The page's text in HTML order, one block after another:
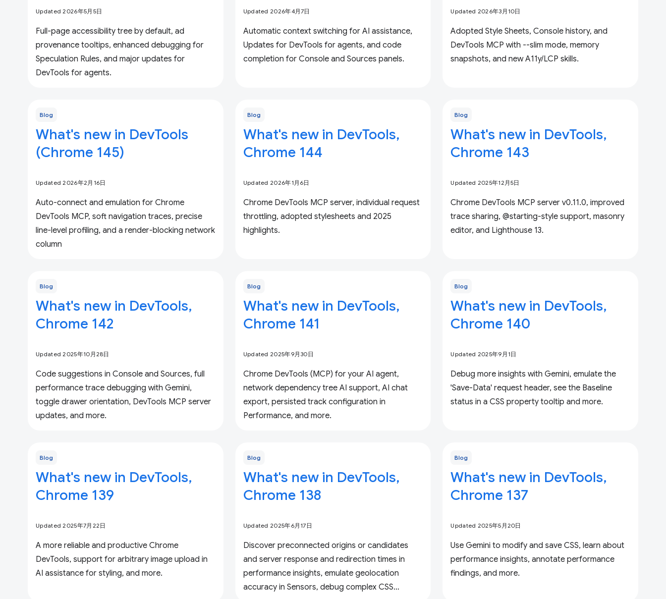
Updated 2026年5月5日
Full-page accessibility tree by default, ad
provenance tooltips, enhanced debugging for
Speculation Rules, and major updates for
DevTools for agents.
Updated 2026年4月7日
Automatic context switching for AI assistance,
Updates for DevTools for agents, and code
completion for Console and Sources panels.
Updated 2026年3月10日
Adopted Style Sheets, Console history, and
DevTools MCP with --slim mode, memory
snapshots, and new A11y/LCP skills.
Blog
What's new in DevTools
(Chrome 145)
Updated 2026年2月16日
Auto-connect and emulation for Chrome
DevTools MCP, soft navigation traces, precise
line-level profiling, and a render-blocking network
column
Blog
What's new in DevTools,
Chrome 144
Updated 2026年1月6日
Chrome DevTools MCP server, individual request
throttling, adopted stylesheets and 2025
highlights.
Blog
What's new in DevTools,
Chrome 143
Updated 2025年12月5日
Chrome DevTools MCP server v0.11.0, improved
trace sharing, @starting-style support, masonry
editor, and Lighthouse 13.
Blog
What's new in DevTools,
Chrome 142
Updated 2025年10月28日
Code suggestions in Console and Sources, full
performance trace debugging with Gemini,
toggle drawer orientation, DevTools MCP server
updates, and more.
Blog
What's new in DevTools,
Chrome 141
Updated 2025年9月30日
Chrome DevTools (MCP) for your AI agent,
network dependency tree AI support, AI chat
export, persisted track configuration in
Performance, and more.
Blog
What's new in DevTools,
Chrome 140
Updated 2025年9月1日
Debug more insights with Gemini, emulate the
'Save-Data' request header, see the Baseline
status in a CSS property tooltip and more.
Blog
What's new in DevTools,
Chrome 139
Updated 2025年7月22日
A more reliable and productive Chrome
DevTools, support for arbitrary image upload in
AI assistance for styling, and more.
Blog
What's new in DevTools,
Chrome 138
Updated 2025年6月17日
Discover preconnected origins or candidates
and server response and redirection times in
performance insights, emulate geolocation
accuracy in Sensors, debug complex CSS
Blog
What's new in DevTools,
Chrome 137
Updated 2025年5月20日
Use Gemini to modify and save CSS, learn about
performance insights, annotate performance
findings, and more.